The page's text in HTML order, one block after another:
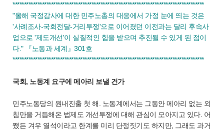
*************************************************************************************
"올해 국정감사에 대한 민주노총의 대응에서 가정 눈에 띄는 것은
'사례조사-국회전달-거리투쟁'으로 이어졌던 이전과는 달리 후속사
업으로 '제도개선'이 실질적인 힘을 받으며 추진될 수 있게 된 점이
다." 『노동과 세계』301호
*************************************************************************************
국회, 노동계 요구에 메아리 보낼 건가
민주노동당의 원내진출 첫 해. 노동계에서는 그동안 메아리 없는 외
침만을 거듭해온 법제도 개선투쟁에 대해 관심이 모아지고 있다. 어
쨌든 겨우 열석이라고 한계를 미리 단정짓기도 하지만, 그래도 과거